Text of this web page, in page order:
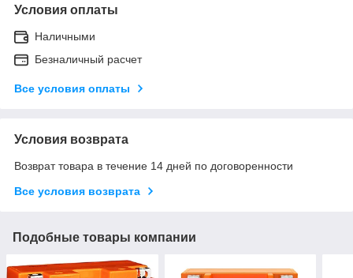
Условия оплаты
Наличными
Безналичный расчет
Все условия оплаты
Условия возврата
Возврат товара в течение 14 дней по договоренности
Все условия возврата
Подобные товары компании